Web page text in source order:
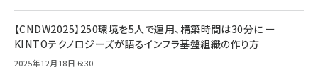
【CNDW2025】250環境を5人で運用、構築時間は30分に ー
KINTOテクノロジーズが語るインフラ基盤組織の作り方
2025年12月18日 6:30